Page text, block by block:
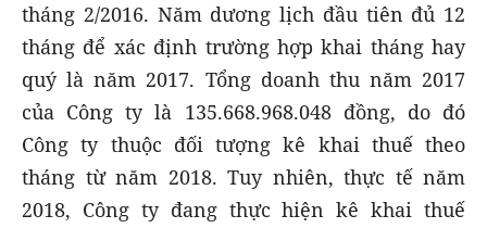
tháng 2/2016. Năm dương lịch đầu tiên đủ 12
tháng để xác định trường hợp khai tháng hay
quý là năm 2017. Tổng doanh thu năm 2017
của Công ty là 135.668.968.048 đồng, do đó
Công ty thuộc đối tượng kê khai thuế theo
tháng từ năm 2018. Tuy nhiên, thực tế năm
2018, Công ty đang thực hiện kê khai thuế